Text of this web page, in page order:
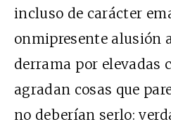
incluso de carácter
onmipresente alusión
derrama por elevadas
agradan cosas que
no deberían serlo: